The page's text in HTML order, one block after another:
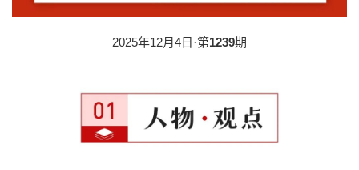
2025年12月4日·第1239期